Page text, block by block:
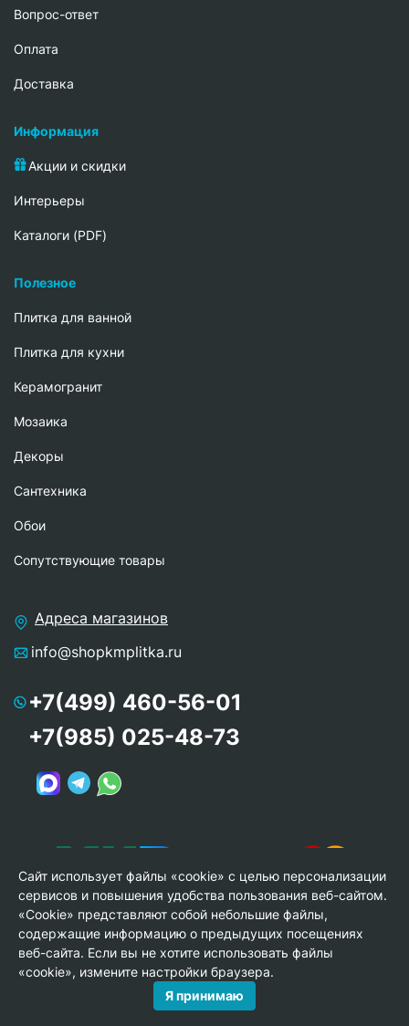
Вопрос-ответ
Oплата
Доставка
Информация
Акции и скидки
Интерьеры
Каталоги (PDF)
Полезное
Плитка для ванной
Плитка для кухни
Керамогранит
Мозаика
Декоры
Сантехника
Обои
Сопутствующие товары
Адреса магазинов
info@shopkmplitka.ru
+7(499) 460-56-01
+7(985) 025-48-73
© Copyright 2013-2026 KERAMA MARAZZI, ООО «Гамма
Керамика»
Сайт использует файлы «cookie» с целью персонализации
сервисов и повышения удобства пользования веб-сайтом.
«Cookie» представляют собой небольшие файлы,
содержащие информацию о предыдущих посещениях
веб-сайта. Если вы не хотите использовать файлы
«cookie», измените настройки браузера.
Я принимаю